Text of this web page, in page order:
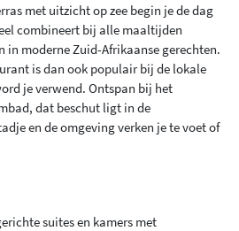
met uitzicht op zee begin je de dag
combineert bij alle maaltijden
in moderne Zuid-Afrikaanse gerechten.
is dan ook populair bij de lokale
je verwend. Ontspan bij het
dat beschut ligt in de
en de omgeving verken je te voet of
suites en kamers met